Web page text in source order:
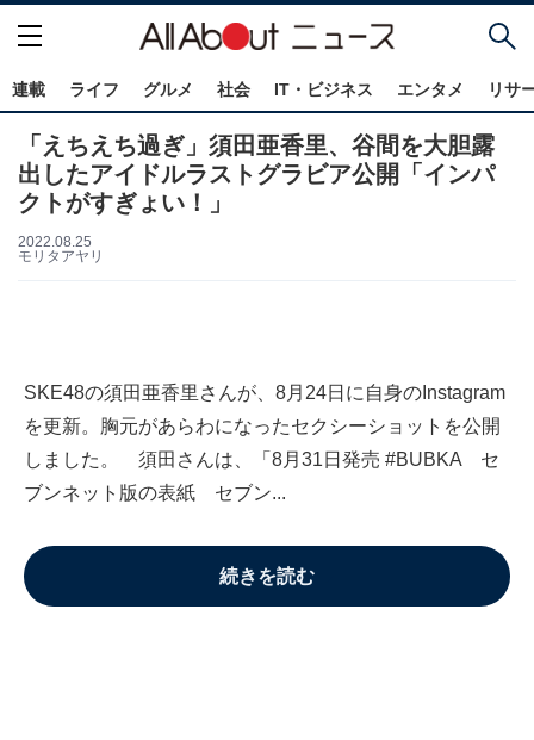
連載 ライフ グルメ 社会 IT・ビジネス エンタメ リサ
「えちえち過ぎ」須田亜香里、谷間を大胆露
出したアイドルラストグラビア公開「インパ
クトがすぎょい！」
2022.08.25
モリタアヤリ
SKE48の須田亜香里さんが、8月24日に自身のInstagram
を更新。胸元があらわになったセクシーショットを公開
しました。 須田さんは、「8月31日発売 #BUBKA セ
ブンネット版の表紙 セブン...
続きを読む